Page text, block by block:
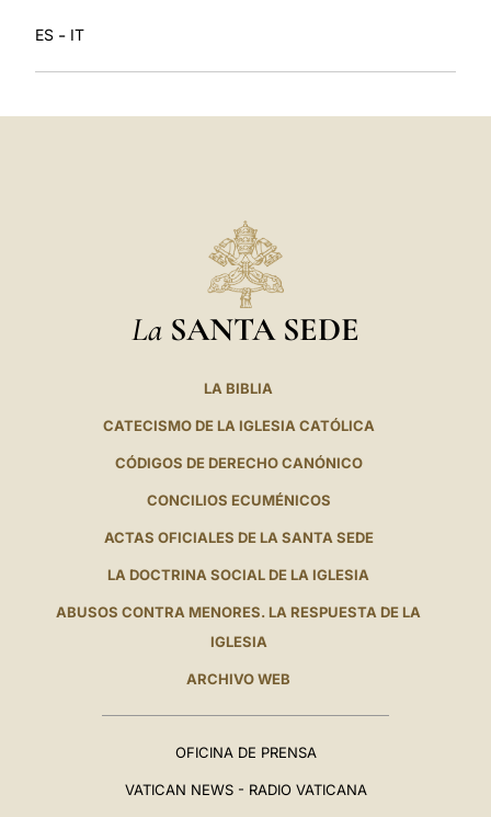
ES - IT
La SANTA SEDE
LA BIBLIA
CATECISMO DE LA IGLESIA CATÓLICA
CÓDIGOS DE DERECHO CANÓNICO
CONCILIOS ECUMÉNICOS
ACTAS OFICIALES DE LA SANTA SEDE
LA DOCTRINA SOCIAL DE LA IGLESIA
ABUSOS CONTRA MENORES. LA RESPUESTA DE LA
IGLESIA
ARCHIVO WEB
OFICINA DE PRENSA
VATICAN NEWS - RADIO VATICANA